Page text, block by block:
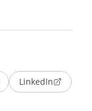
LinkedIn